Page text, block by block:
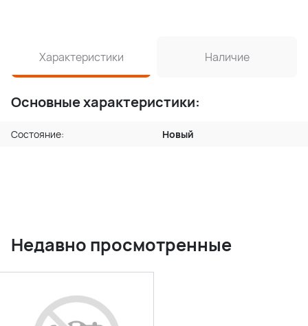
Характеристики Наличие
Основные характеристики:
Состояние: Новый
Недавно просмотренные